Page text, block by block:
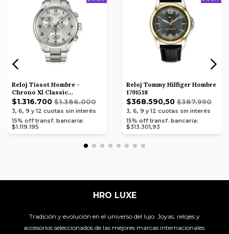
Reloj Tissot Hombre -
Chrono Xl Classic
T1166171103700
$1.316.700 $1.386.000
3, 6, 9 y 12 cuotas sin interés
15% off transf. bancaria:
$1.119.195
Reloj Tommy Hilfiger Hombre
1791518
$368.590,50 $387.990
3, 6, 9 y 12 cuotas sin interés
15% off transf. bancaria:
$313.301,93
HRO LUXE
Tradición y evolución en el universo del lujo. Joyas, relojes y
accesorios seleccionados de las mejores marcas internacionales.